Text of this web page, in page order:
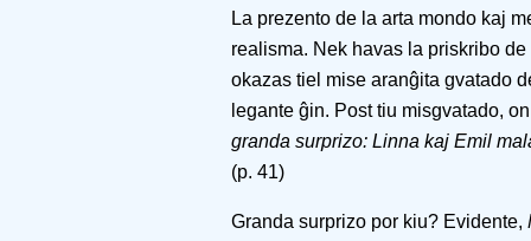
La prezento de la arta mondo kaj
realisma. Nek havas la priskribo
okazas tiel mise aranĝita gvatado
legante ĝin. Post tiu misgvatado,
granda surprizo: Linna kaj Emil
(p. 41)
Granda surprizo por kiu? Evidente,